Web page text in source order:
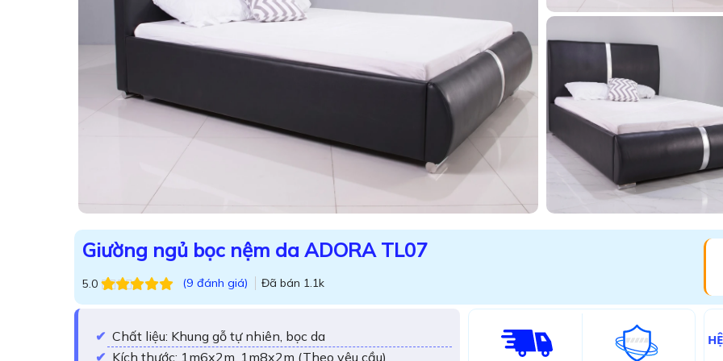
Giường ngủ bọc nệm da ADORA TL07
5.0
5.0trên 5
9
(9 đánh giá) Đã bán 1.1k
Chất liệu: Khung gỗ tự nhiên, bọc da
Kích thước: 1m6x2m, 1m8x2m (Theo yêu cầu)